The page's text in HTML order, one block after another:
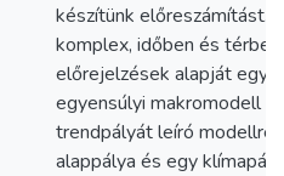
készítünk előreszámítást.
komplex, időben és
előrejelzések alapját egy
egyensúlyi makromodell
trendpályát leíró
alappálya és egy